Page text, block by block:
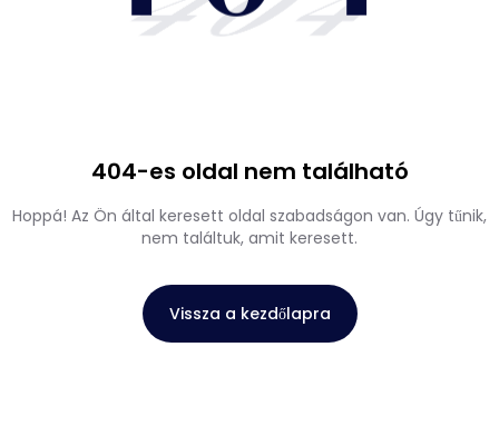
404-es oldal nem található
Hoppá! Az Ön által keresett oldal szabadságon van. Úgy tűnik,
nem találtuk, amit keresett.
Vissza a kezdőlapra